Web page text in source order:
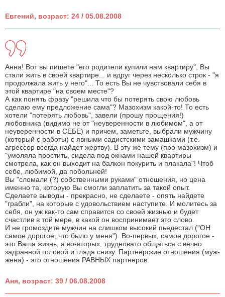
Евгений, возраст: 24 / 05.08.2008
Анна! Вот вы пишете "его родители купили нам квартиру", Вы
стали жить в своей квартире... и вдруг через несколько строк - "я
продолжала жить у него"... То есть Вы не чувствовали себя в
этой квартире "на своем месте"?
А как понять фразу "решила что бы потерять свою любовь
сделаю ему предложение сама"? Мазохизм какой-то! То есть
хотели "потерять любовь", завели (прошу прощения!)
любовника (видимо не от "неуверенности в любимом", а от
неуверенности в СЕБЕ) и причем, заметьте, выбрали мужчину
(который с работы) с явными садистскими замашками (т.е.
агрессор всегда найдет жертву). В эту же тему (про мазохизм) и
"умоляла простить, сидела под окнами нашей квартиры
смотрела, как он выходит на балкон покурить и плакала"! Чтоб
себе, любимой, да побольней!
Вы "сломали (?) собственными руками" отношения, но цена
именно та, которую Вы смогли заплатить за такой опыт.
Сделаете выводы - прекрасно, не сделаете - опять найдете
"грабли", на которые с удовольствием наступите. И молитесь за
себя, он уж как-то сам справится со своей жизнью и будет
счастлив в той мере, в какой он воспринимает это слово.
И не громоздите мужчин на слишком высокий пьедестал ("ОН
самое дорогое, что было у меня"). Во-первых, самое дорогое -
это Ваша жизнь, а во-вторых, трудновато общаться с вечно
задранной головой и глядя снизу. Партнерские отношения (муж-
жена) - это отношения РАВНЫХ партнеров.
Аня, возраст: 39 / 06.08.2008